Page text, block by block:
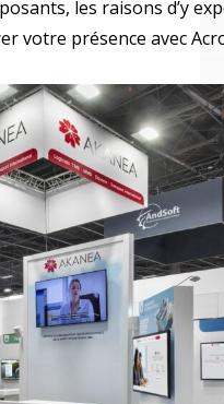
les raisons d’y
votre présence avec